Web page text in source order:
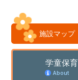
施設マップ